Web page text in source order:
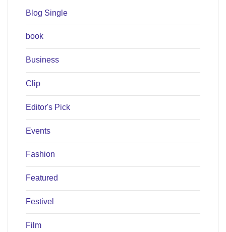
Blog Single
book
Business
Clip
Editor's Pick
Events
Fashion
Featured
Festivel
Film